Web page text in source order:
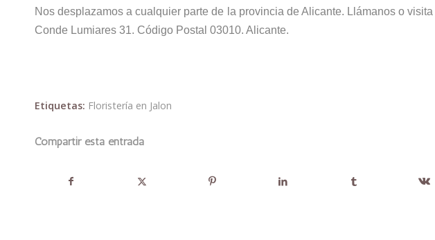
Nos desplazamos a cualquier parte de la provincia de Alicante. Llámanos o
Conde Lumiares 31. Código Postal 03010. Alicante.
Etiquetas: Floristería en Jalon
Compartir esta entrada